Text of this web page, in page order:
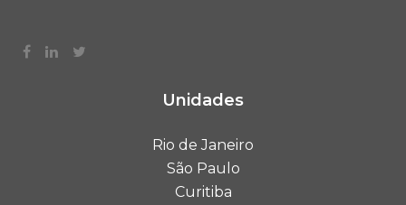
Unidades
Rio de Janeiro
São Paulo
Curitiba